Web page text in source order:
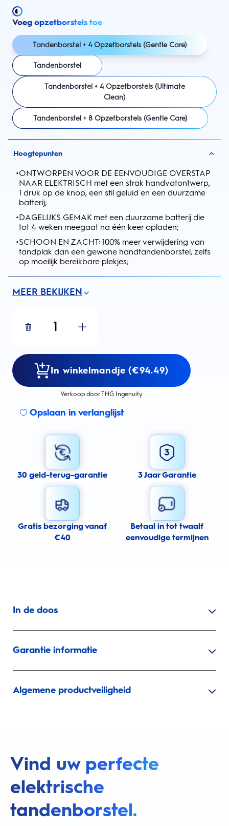
Voeg opzetborstels toe
Tandenborstel + 4 Opzetborstels (Gentle Care)
Tandenborstel
Tandenborstel + 4 Opzetborstels (Ultimate
Clean)
Tandenborstel + 8 Opzetborstels (Gentle Care)
Hoogtepunten
•ONTWORPEN VOOR DE EENVOUDIGE OVERSTAP
NAAR ELEKTRISCH met een strak handvatontwerp,
1 druk op de knop, een stil geluid en een duurzame
batterij;
•DAGELIJKS GEMAK met een duurzame batterij die
tot 4 weken meegaat na één keer opladen;
•SCHOON EN ZACHT: 100% meer verwijdering van
tandplak dan een gewone handtandenborstel, zelfs
op moeilijk bereikbare plekjes;
MEER BEKIJKEN
1
In winkelmandje (€94.49)
Verkoop door THG Ingenuity
Opslaan in verlanglijst
30 geld-terug-garantie 3 Jaar Garantie
Gratis bezorging vanaf
€40
Betaal in tot twaalf
eenvoudige termijnen
In de doos
Garantie informatie
Algemene productveiligheid
Vind uw perfecte
elektrische
tandenborstel.